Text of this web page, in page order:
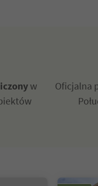
w
Oficjalna